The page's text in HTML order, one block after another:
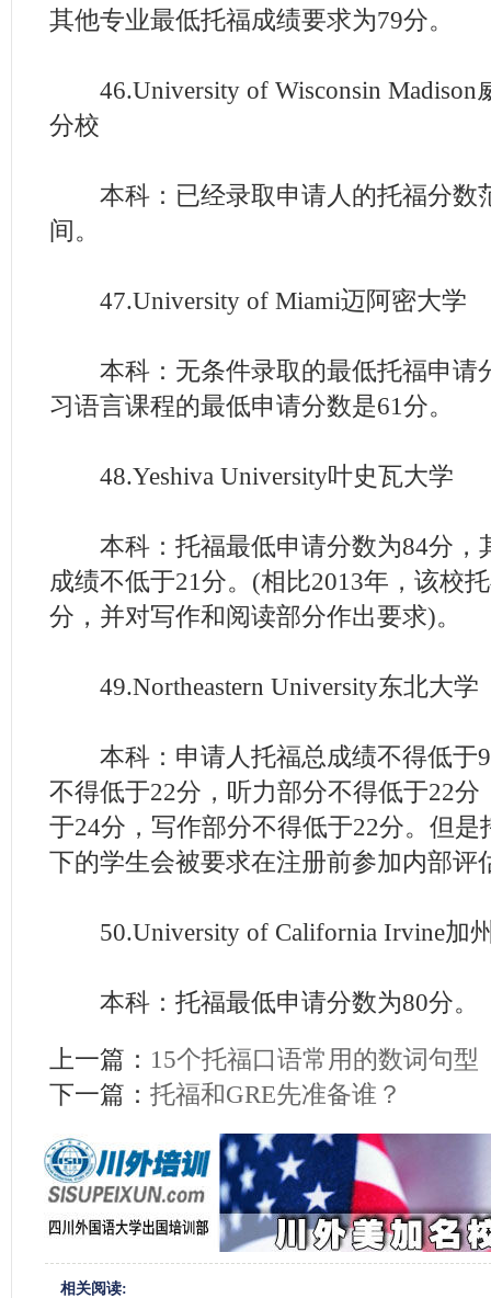
其他专业最低托福成绩要求为79分。
46.University of Wisconsin Madison
分校
本科：已经录取申请人的托福分数
间。
47.University of Miami迈阿密大学
本科：无条件录取的最低托福申请
习语言课程的最低申请分数是61分。
48.Yeshiva University叶史瓦大学
本科：托福最低申请分数为84分，
成绩不低于21分。(相比2013年，该校
分，并对写作和阅读部分作出要求)。
49.Northeastern University东北大学
本科：申请人托福总成绩不得低于
不得低于22分，听力部分不得低于22分
于24分，写作部分不得低于22分。但是
下的学生会被要求在注册前参加内部评
50.University of California Irvine加
本科：托福最低申请分数为80分。
上一篇： 15个托福口语常用的数词句型
下一篇： 托福和GRE先准备谁？
相关阅读: